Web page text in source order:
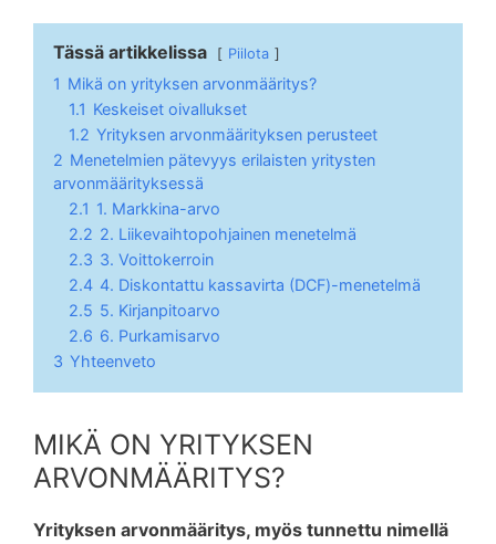
Tässä artikkelissa Piilota
1 Mikä on yrityksen arvonmääritys?
1.1 Keskeiset oivallukset
1.2 Yrityksen arvonmäärityksen perusteet
2 Menetelmien pätevyys erilaisten yritysten
arvonmäärityksessä
2.1 1. Markkina-arvo
2.2 2. Liikevaihtopohjainen menetelmä
2.3 3. Voittokerroin
2.4 4. Diskontattu kassavirta (DCF)-menetelmä
2.5 5. Kirjanpitoarvo
2.6 6. Purkamisarvo
3 Yhteenveto
MIKÄ ON YRITYKSEN
ARVONMÄÄRITYS?
Yrityksen arvonmääritys, myös tunnettu nimellä